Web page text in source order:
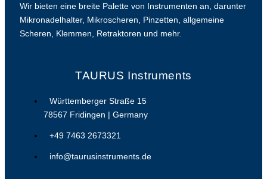
Wir bieten eine breite Palette von Instrumenten an, darunter
Mikronadelhalter, Mikroscheren, Pinzetten, allgemeine
Scheren, Klemmen, Retraktoren und mehr.
TAURUS Instruments
Württemberger Straße 15
78567 Fridingen | Germany
+49 7463 2673321
info@taurusinstruments.de